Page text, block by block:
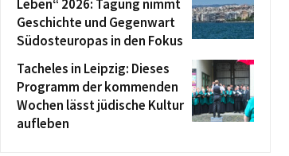
Leben“ 2026: Tagung nimmt
Geschichte und Gegenwart
Südosteuropas in den Fokus
Tacheles in Leipzig: Dieses
Programm der kommenden
Wochen lässt jüdische Kultur
aufleben